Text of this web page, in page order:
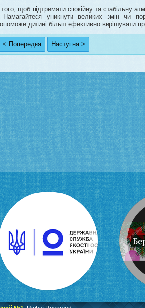
щоб підтримати спокійну та стабільну
Намагайтеся уникнути великих змін чи
дитині більш ефективно вирішувати
< Попередня Наступна >